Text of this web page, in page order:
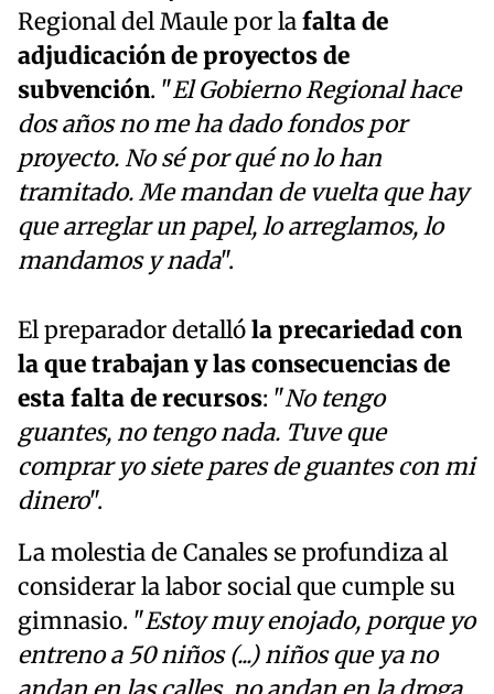
Regional del Maule por lafalta de
adjudicación de proyectos de
subvención. "El Gobierno Regional hace
dos años no me ha dado fondos por
proyecto. No sé por qué no lo han
tramitado. Me mandan de vuelta que hay
que arreglar un papel, lo arreglamos, lo
mandamos y nada".
El preparador detallóla precariedad con
la que trabajan y las consecuencias de
esta falta de recursos: "No tengo
guantes, no tengo nada. Tuve que
comprar yo siete pares de guantes con mi
dinero".
La molestia de Canales se profundiza al
considerar la labor social que cumple su
gimnasio. "Estoy muy enojado, porque yo
entreno a 50 niños (...) niños que ya no